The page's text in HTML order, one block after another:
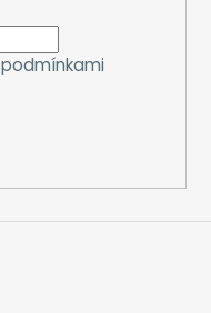
podmínkami